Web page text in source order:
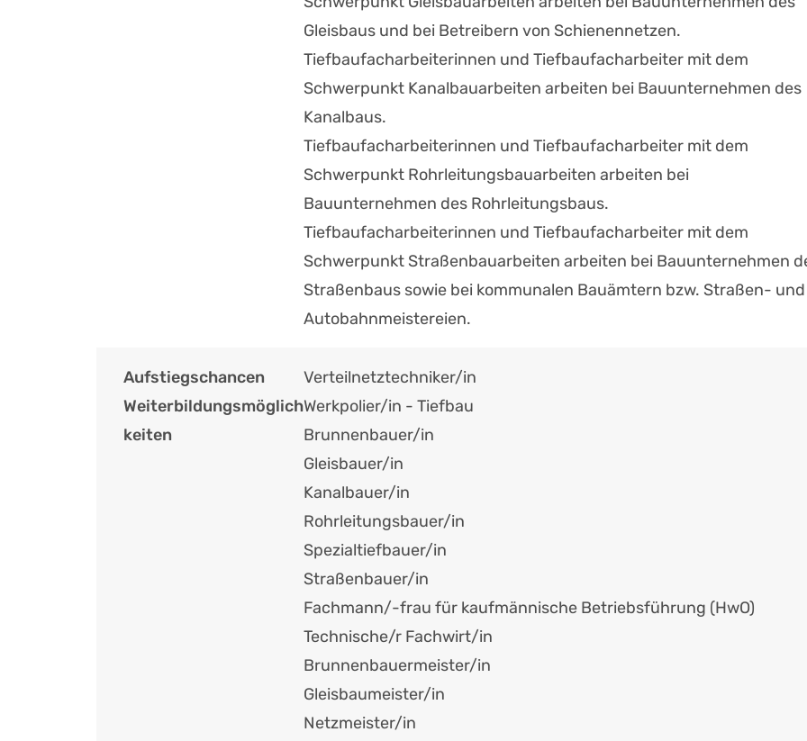
Gleisbaus und bei Betreibern von Schienennetzen.
Tiefbaufacharbeiterinnen und Tiefbaufacharbeiter mit dem
Schwerpunkt Kanalbauarbeiten arbeiten bei Bauunternehmen des
Kanalbaus.
Tiefbaufacharbeiterinnen und Tiefbaufacharbeiter mit dem
Schwerpunkt Rohrleitungsbauarbeiten arbeiten bei
Bauunternehmen des Rohrleitungsbaus.
Tiefbaufacharbeiterinnen und Tiefbaufacharbeiter mit dem
Schwerpunkt Straßenbauarbeiten arbeiten bei Bauunternehmen
Straßenbaus sowie bei kommunalen Bauämtern bzw. Straßen- und
Autobahnmeistereien.
Aufstiegschancen
Weiterbildungsmöglich
keiten
Verteilnetztechniker/in
Werkpolier/in - Tiefbau
Brunnenbauer/in
Gleisbauer/in
Kanalbauer/in
Rohrleitungsbauer/in
Spezialtiefbauer/in
Straßenbauer/in
Fachmann/-frau für kaufmännische Betriebsführung (HwO)
Technische/r Fachwirt/in
Brunnenbauermeister/in
Gleisbaumeister/in
Netzmeister/in